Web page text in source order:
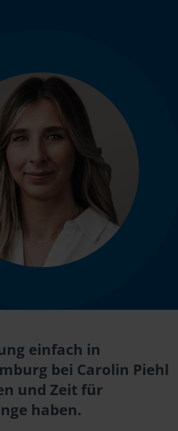
einfach in
bei Carolin Piehl
und Zeit für
haben.